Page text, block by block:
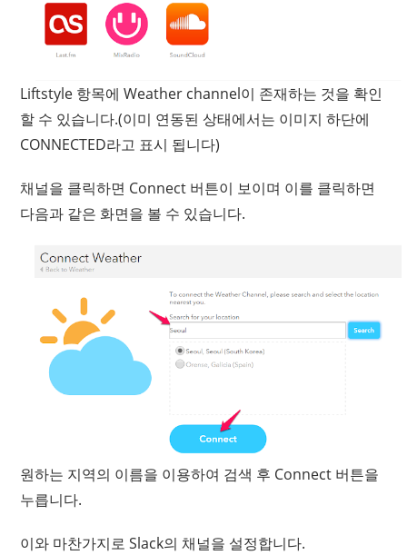
Liftstyle 항목에 Weather channel이 존재하는 것을 확인
할 수 있습니다.(이미 연동된 상태에서는 이미지 하단에
CONNECTED라고 표시 됩니다)
채널을 클릭하면 Connect 버튼이 보이며 이를 클릭하면
다음과 같은 화면을 볼 수 있습니다.
원하는 지역의 이름을 이용하여 검색 후 Connect 버튼을
누릅니다.
이와 마찬가지로 Slack의 채널을 설정합니다.